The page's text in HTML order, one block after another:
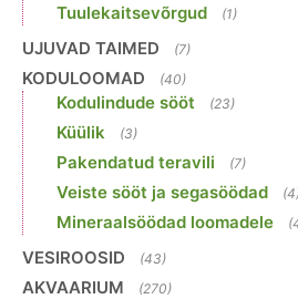
Tuulekaitsevõrgud (1)
UJUVAD TAIMED (7)
KODULOOMAD (40)
Kodulindude sööt (23)
Küülik (3)
Pakendatud teravili (7)
Veiste sööt ja segasöödad
Mineraalsöödad loomadele
VESIROOSID (43)
AKVAARIUM (270)